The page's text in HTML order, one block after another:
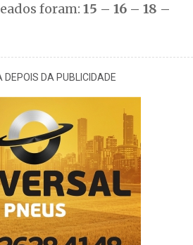
foram: 15 – 16 – 18 –
DEPOIS DA PUBLICIDADE